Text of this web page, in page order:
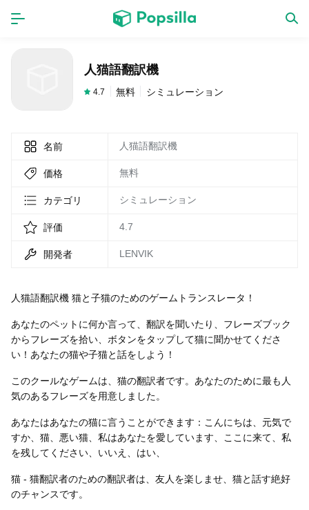
新作
LINE無料スタンプ
無料はがきダウンロード
人猫語翻訳機
4.7 無料 シミュレーション
名前 人猫語翻訳機
価格 無料
カテゴリ シミュレーション
評価 4.7
開発者 LENVIK
人猫語翻訳機 猫と子猫のためのゲームトランスレータ！
あなたのペットに何か言って、翻訳を聞いたり、フレーズブック
からフレーズを拾い、ボタンをタップして猫に聞かせてくださ
い！あなたの猫や子猫と話をしよう！
このクールなゲームは、猫の翻訳者です。あなたのために最も人
気のあるフレーズを用意しました。
あなたはあなたの猫に言うことができます：こんにちは、元気で
すか、猫、悪い猫、私はあなたを愛しています、ここに来て、私
を残してください、いいえ、はい、
猫 - 猫翻訳者のための翻訳者は、友人を楽しませ、猫と話す絶好
のチャンスです。